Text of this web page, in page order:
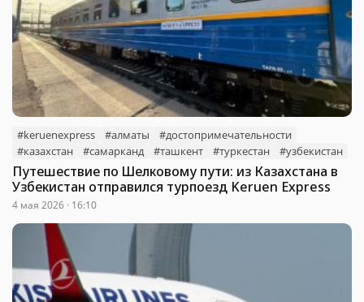
#keruenexpress #алматы
#достопримечательности
#казахстан
#самарканд #ташкент #туркестан #узбекистан
Путешествие по Шелковому пути: из Казахстана в
Узбекистан отправился турпоезд Keruen Express
4 мая 2026 · 16:10